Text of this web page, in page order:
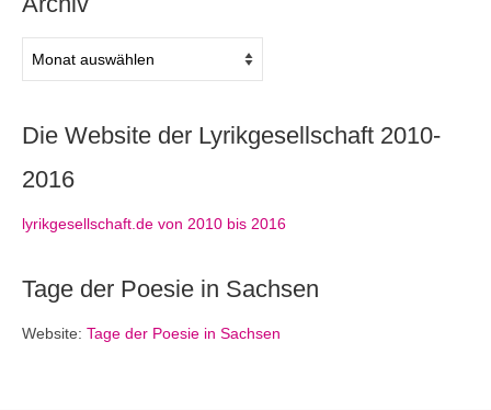
Die Website der Lyrikgesellschaft 2010-
2016
lyrikgesellschaft.de von 2010 bis 2016
Tage der Poesie in Sachsen
Website: Tage der Poesie in Sachsen